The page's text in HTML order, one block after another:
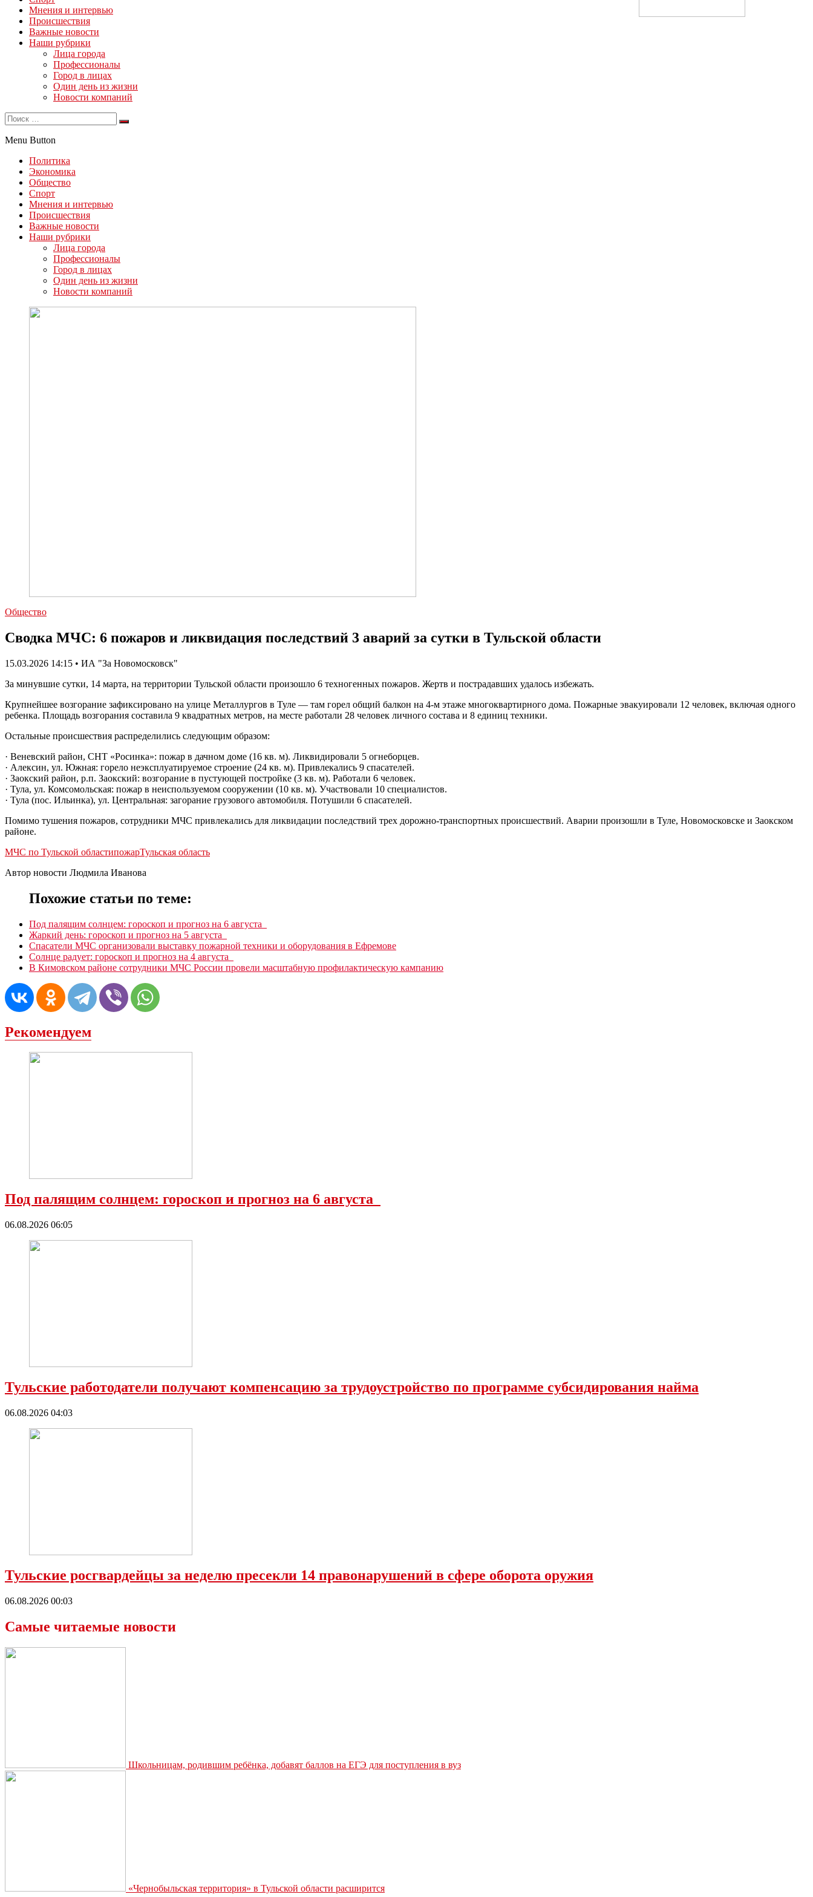
Мнения и интервью
Происшествия
Важные новости
Наши рубрики
Лица города
Профессионалы
Город в лицах
Один день из жизни
Новости компаний
Menu Button
Политика
Экономика
Общество
Спорт
Мнения и интервью
Происшествия
Важные новости
Наши рубрики
Лица города
Профессионалы
Город в лицах
Один день из жизни
Новости компаний
Общество
Сводка МЧС: 6 пожаров и ликвидация последствий 3 аварий за сутки в Тульской области
15.03.2026 14:15 • ИА "За Новомосковск"
За минувшие сутки, 14 марта, на территории Тульской области произошло 6 техногенных пожаров. Жертв и пострадавших удалось избежать.
Крупнейшее возгорание зафиксировано на улице Металлургов в Туле — там горел общий балкон на 4-м этаже многоквартирного дома. Пожарные эвакуировали 12 человек, включая одного
ребенка. Площадь возгорания составила 9 квадратных метров, на месте работали 28 человек личного состава и 8 единиц техники.
Остальные происшествия распределились следующим образом:
· Веневский район, СНТ «Росинка»: пожар в дачном доме (16 кв. м). Ликвидировали 5 огнеборцев.
· Алексин, ул. Южная: горело неэксплуатируемое строение (24 кв. м). Привлекались 9 спасателей.
· Заокский район, р.п. Заокский: возгорание в пустующей постройке (3 кв. м). Работали 6 человек.
· Тула, ул. Комсомольская: пожар в неиспользуемом сооружении (10 кв. м). Участвовали 10 специалистов.
· Тула (пос. Ильинка), ул. Центральная: загорание грузового автомобиля. Потушили 6 спасателей.
Помимо тушения пожаров, сотрудники МЧС привлекались для ликвидации последствий трех дорожно-транспортных происшествий. Аварии произошли в Туле, Новомосковске и Заокском
районе.
МЧС по Тульской областипожарТульская область
Автор новости Людмила Иванова
Похожие статьи по теме:
Под палящим солнцем: гороскоп и прогноз на 6 августа
Жаркий день: гороскоп и прогноз на 5 августа
Спасатели МЧС организовали выставку пожарной техники и оборудования в Ефремове
Солнце радует: гороскоп и прогноз на 4 августа
В Кимовском районе сотрудники МЧС России провели масштабную профилактическую кампанию
Рекомендуем
Под палящим солнцем: гороскоп и прогноз на 6 августа
06.08.2026 06:05
Тульские работодатели получают компенсацию за трудоустройство по программе субсидирования найма
06.08.2026 04:03
Тульские росгвардейцы за неделю пресекли 14 правонарушений в сфере оборота оружия
06.08.2026 00:03
Самые читаемые новости
Школьницам, родившим ребёнка, добавят баллов на ЕГЭ для поступления в вуз
«Чернобыльская территория» в Тульской области расширится